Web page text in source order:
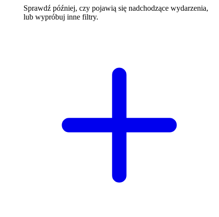
Sprawdź później, czy pojawią się nadchodzące wydarzenia,
lub wypróbuj inne filtry.